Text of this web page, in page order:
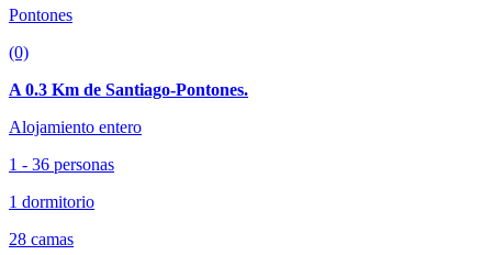
Pontones
(0)
A 0.3 Km de Santiago-Pontones.
Alojamiento entero
1 - 36 personas
1 dormitorio
28 camas